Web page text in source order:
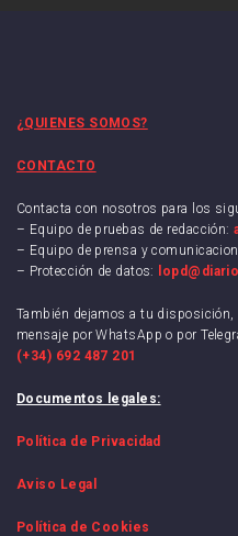
¿QUIENES SOMOS?
CONTACTO
Contacta con nosotros para los
– Equipo de pruebas de redacción:
– Equipo de prensa y
– Protección de datos:
También dejamos a tu
mensaje por WhatsApp o por
(+34) 692 487 201
Documentos legales:
Política de Privacidad
Aviso Legal
Política de Cookies